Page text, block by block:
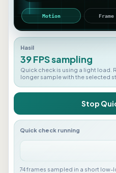
Motion
Hasil
36 FPS sampling
Quick check is using a light load.
longer sample with the selected
Stop
Quick check running
81 frames sampled in a short low-